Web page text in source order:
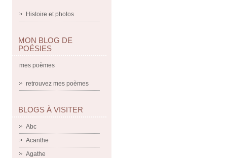
Histoire et photos
MON BLOG DE
POÉSIES
mes poèmes
retrouvez mes poèmes
BLOGS À VISITER
Abc
Acanthe
Agathe